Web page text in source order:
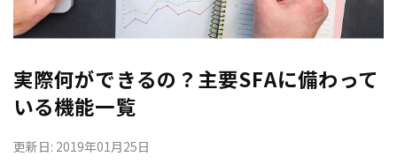
実際何ができるの？主要SFAに備わって
いる機能一覧
更新日: 2019年01月25日